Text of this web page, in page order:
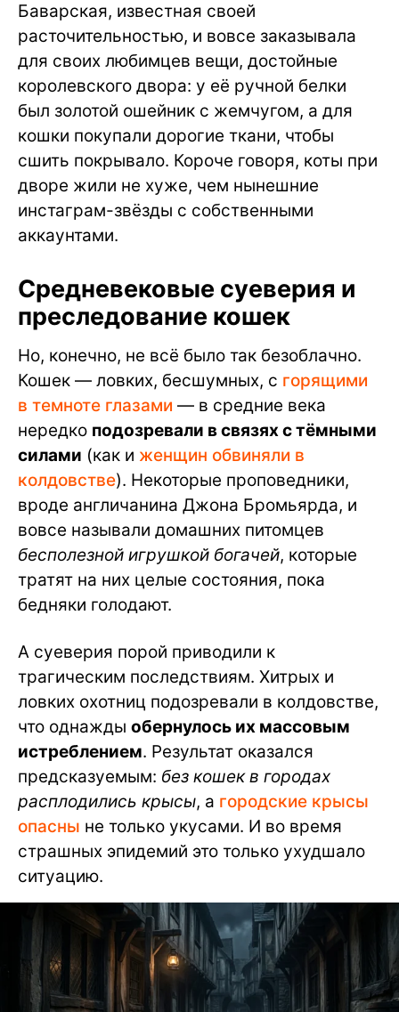
Баварская, известная своей
расточительностью, и вовсе заказывала
для своих любимцев вещи, достойные
королевского двора: у её ручной белки
был золотой ошейник с жемчугом, а для
кошки покупали дорогие ткани, чтобы
сшить покрывало. Короче говоря, коты при
дворе жили не хуже, чем нынешние
инстаграм-звёзды с собственными
аккаунтами.
Средневековые суеверия и
преследование кошек
Но, конечно, не всё было так безоблачно.
Кошек — ловких, бесшумных, с горящими
в темноте глазами — в средние века
нередко подозревали в связях с тёмными
силами (как и женщин обвиняли в
колдовстве). Некоторые проповедники,
вроде англичанина Джона Бромьярда, и
вовсе называли домашних питомцев
бесполезной игрушкой богачей, которые
тратят на них целые состояния, пока
бедняки голодают.
А суеверия порой приводили к
трагическим последствиям. Хитрых и
ловких охотниц подозревали в колдовстве,
что однажды обернулось их массовым
истреблением. Результат оказался
предсказуемым: без кошек в городах
расплодились крысы, а городские крысы
опасны не только укусами. И во время
страшных эпидемий это только ухудшало
ситуацию.